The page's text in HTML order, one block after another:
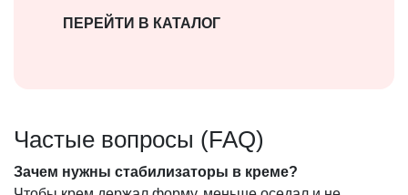
ПЕРЕЙТИ В КАТАЛОГ
Частые вопросы (FAQ)
Зачем нужны стабилизаторы в креме?